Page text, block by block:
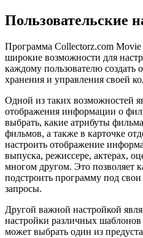
Пользовательские
Программа Collectorz.com Movie
широкие возможности для
каждому пользователю создать
хранения и управления своей
Одной из таких возможностей
отображения информации о
выбрать, какие атрибуты
фильмов, а также в карточке
настроить отображение
выпуска, режиссере, актерах,
многом другом. Это позволяет
подстроить программу под
запросы.
Другой важной настройкой
настройки различных
может выбрать один из